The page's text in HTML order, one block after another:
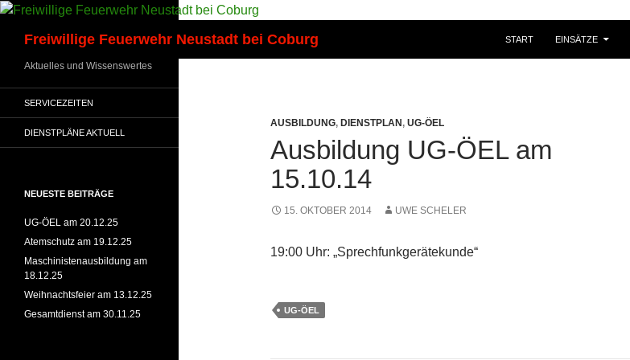
Zum
springenFreiwillige Feuerwehr Neustadt bei Coburg START EINSÄTZE
AUSBILDUNG, DIENSTPLAN, UG-ÖEL
Ausbildung UG-ÖEL am
15.10.14
15. OKTOBER 2014 UWE SCHELER
19:00 Uhr: „Sprechfunkgerätekunde“
UG-ÖEL
Aktuelles und Wissenswertes
SERVICEZEITEN
DIENSTPLÄNE AKTUELL
NEUESTE BEITRÄGE
UG-ÖEL am 20.12.25
Atemschutz am 19.12.25
Maschinistenausbildung am
18.12.25
Weihnachtsfeier am 13.12.25
Gesamtdienst am 30.11.25